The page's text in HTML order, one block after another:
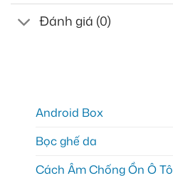
Đánh giá (0)
Android Box
Bọc ghế da
Cách Âm Chống Ồn Ô Tô